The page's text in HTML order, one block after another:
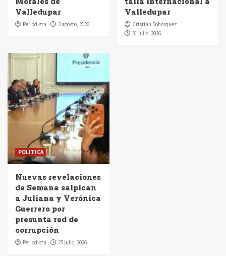
Valledupar
Periodista 3 agosto, 2026
Valledupar
Cristian Bohórquez
31 julio, 2026
POLITICA
Nuevas revelaciones
de Semana salpican
a Juliana y Verónica
Guerrero por
presunta red de
corrupción
Periodista 25 julio, 2026